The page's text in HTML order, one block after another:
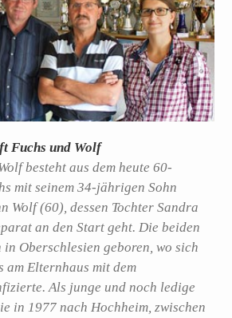
Fuchs und Wolf
besteht aus dem heute 60-
mit seinem 34-jährigen Sohn
Wolf (60), dessen Tochter Sandra
an den Start geht. Die beiden
in Oberschlesien geboren, wo sich
am Elternhaus mit dem
Als junge und noch ledige
in 1977 nach Hochheim, zwischen